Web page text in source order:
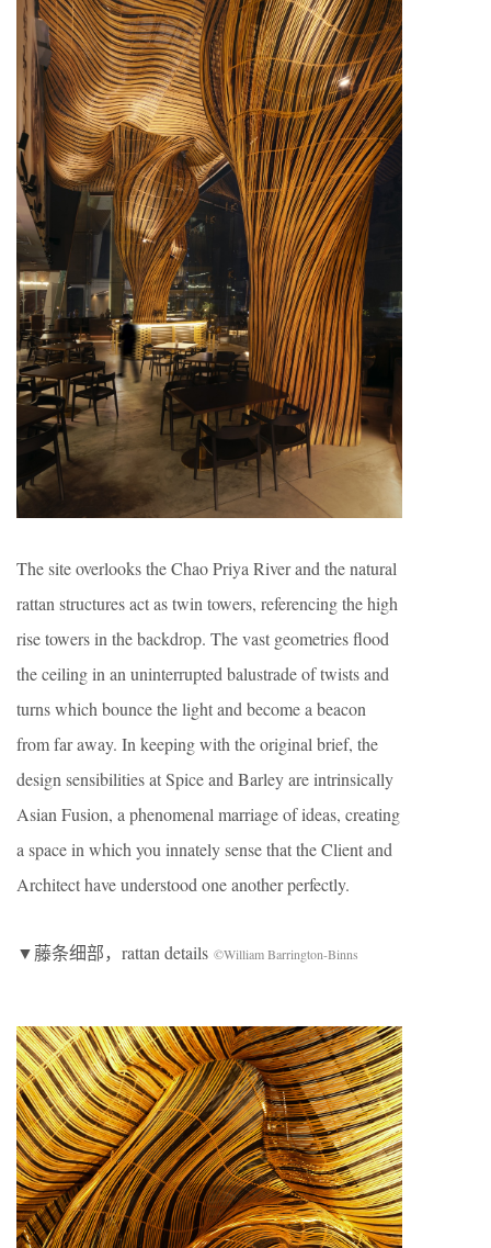
The site overlooks the Chao Priya River and the natural
rattan structures act as twin towers, referencing the high
rise towers in the backdrop. The vast geometries flood
the ceiling in an uninterrupted balustrade of twists and
turns which bounce the light and become a beacon
from far away. In keeping with the original brief, the
design sensibilities at Spice and Barley are intrinsically
Asian Fusion, a phenomenal marriage of ideas, creating
a space in which you innately sense that the Client and
Architect have understood one another perfectly.
▼藤条细部，rattan details ©William Barrington-Binns